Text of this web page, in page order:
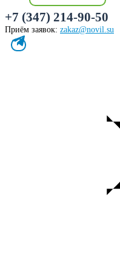
+7 (347) 214-90-50
Приём заявок: zakaz@novil.su